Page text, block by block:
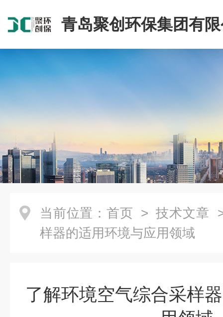
青岛聚创环保集团有
当前位置： 首页 > 技术文章
样器的适用环境与应用领域
了解环境空气综合采样